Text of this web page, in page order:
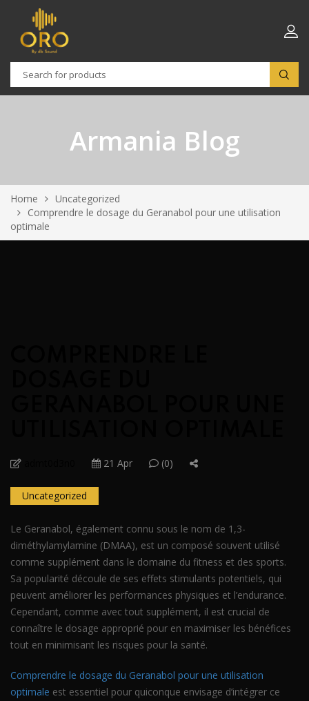
Armania Blog
Home
Uncategorized
Comprendre le dosage du Geranabol pour une utilisation
optimale
21 Apr (0)
Uncategorized
Le Geranabol, également connu sous le nom de 1,3-
diméthylamylamine (DMAA), est un composé souvent utilisé
comme supplément dans le domaine du fitness et des sports.
Sa popularité découle de ses effets stimulants potentiels, qui
peuvent améliorer les performances physiques et l’endurance.
Cependant, comme avec tout supplément, il est crucial de
connaître le dosage approprié pour en maximiser les bénéfices
tout en minimisant les risques pour la santé.
Comprendre le dosage du Geranabol pour une utilisation
optimale est essentiel pour quiconque envisage d’intégrer ce